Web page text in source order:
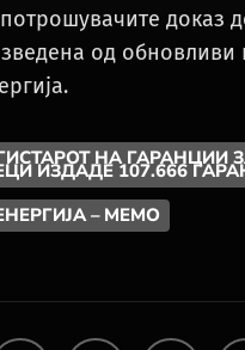
доказ
од обновливи
НА ГАРАНЦИИ
ИЗДАДЕ 107.666
– МЕМО